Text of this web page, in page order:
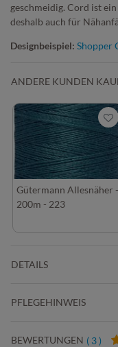
geschmeidig. Cord ist
deshalb auch für
Designbeispiel: Shopper
ANDERE KUNDEN
Gütermann Allesnäher -
200m - 223
DETAILS
PFLEGEHINWEIS
BEWERTUNGEN ( 3 )